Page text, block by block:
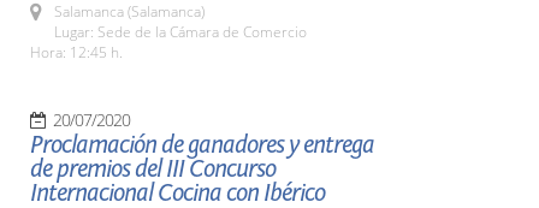
Salamanca (Salamanca)
Lugar: Sede de la Cámara de Comercio
Hora: 12:45 h.
20/07/2020
Proclamación de ganadores y entrega
de premios del III Concurso
Internacional Cocina con Ibérico